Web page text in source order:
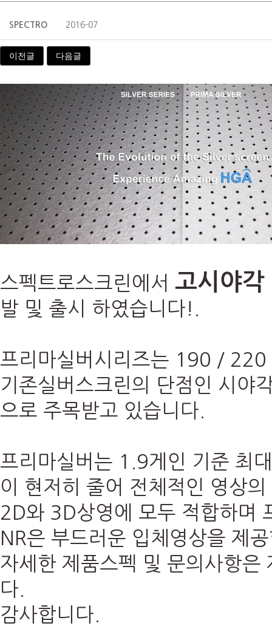
SPECTRO 2016-07
이전글 다음글
스펙트로스크린에서 고시야
발 및 출시 하였습니다!.
프리마실버시리즈는 190 /
기존실버스크린의 단점인 시야
으로 주목받고 있습니다.
프리마실버는 1.9게인 기준 최
이 현저히 줄어 전체적인 영상
2D와 3D상영에 모두 적합하며
NR은 부드러운 입체영상을 제
자세한 제품스펙 및 문의사항은
다.
감사합니다.